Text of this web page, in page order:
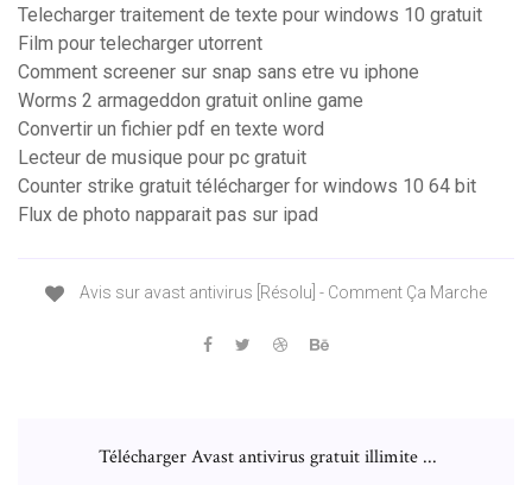
Telecharger traitement de texte pour windows 10 gratuit
Film pour telecharger utorrent
Comment screener sur snap sans etre vu iphone
Worms 2 armageddon gratuit online game
Convertir un fichier pdf en texte word
Lecteur de musique pour pc gratuit
Counter strike gratuit télécharger for windows 10 64 bit
Flux de photo napparait pas sur ipad
Avis sur avast antivirus [Résolu] - Comment Ça Marche
Télécharger Avast antivirus gratuit illimite ...